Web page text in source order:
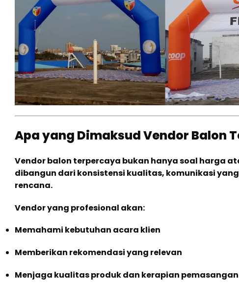
Apa yang Dimaksud Vendor Balon
Vendor balon terpercaya bukan hanya soal harga
dibangun dari konsistensi kualitas, komunikasi
rencana.
Vendor yang profesional akan:
Memahami kebutuhan acara klien
Memberikan rekomendasi yang relevan
Menjaga kualitas produk dan kerapian pemasangan